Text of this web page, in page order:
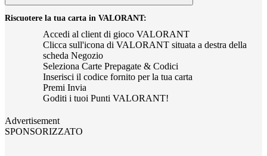
Riscuotere la tua carta in VALORANT:
Accedi al client di gioco VALORANT
Clicca sull'icona di VALORANT situata a destra della
scheda Negozio
Seleziona Carte Prepagate & Codici
Inserisci il codice fornito per la tua carta
Premi Invia
Goditi i tuoi Punti VALORANT!
Advertisement
SPONSORIZZATO